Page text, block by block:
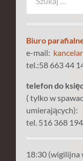
Biuro
e-mail:
tel.:58 663 44
telefon do
( tylko w
umierających):
tel. 516 368 194
18:30 (wigilijna